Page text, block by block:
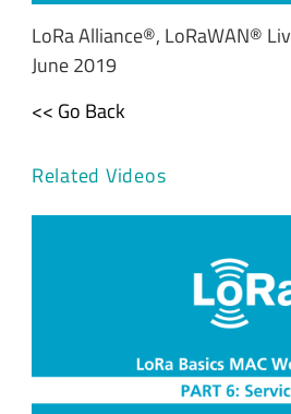
LoRa Alliance®, LoRaWAN®
June 2019
<< Go Back
Related Videos